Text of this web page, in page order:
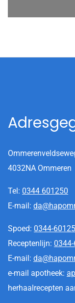
4032NA Ommeren
Tel: 0344 601250
E-mail:
Spoed: 0344-
Receptenlijn:
E-mail:
e-mail apotheek:
herhaalrecepten